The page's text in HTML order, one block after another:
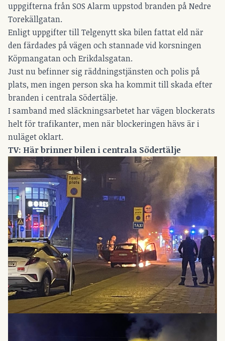
uppgifterna från SOS Alarm uppstod branden på Nedre
Torekällgatan.
Enligt uppgifter till Telgenytt ska bilen fattat eld när
den färdades på vägen och stannade vid korsningen
Köpmangatan och Erikdalsgatan.
Just nu befinner sig räddningstjänsten och polis på
plats, men ingen person ska ha kommit till skada efter
branden i centrala Södertälje.
I samband med släckningsarbetet har vägen blockerats
helt för trafikanter, men när blockeringen hävs är i
nuläget oklart.
TV: Här brinner bilen i centrala Södertälje